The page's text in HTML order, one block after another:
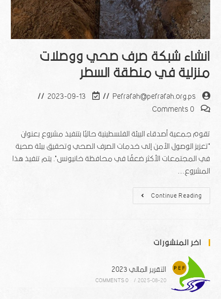
انشاء شبكة صرف صحي ووصلات
منزلية في منطقة السطر
Pefrafah@pefrafah.org.ps
2023-09-13
0 Comments
تقوم جمعية أصدقاء البيئة الفلسطينية حاليًا بتنفيذ مشروع بعنوان
"تعزيز الوصول الآمن إلى خدمات الصرف الصحي وتحقيق بيئة صحية
في المجتمعات الأكثر ضعفًا في محافظة خانيونس". يتم تنفيذ هذا
المشروع…
Continue Reading
اخر المنشورات
التقرير المالي 2023
2025-08-20
/
0 COMMENTS